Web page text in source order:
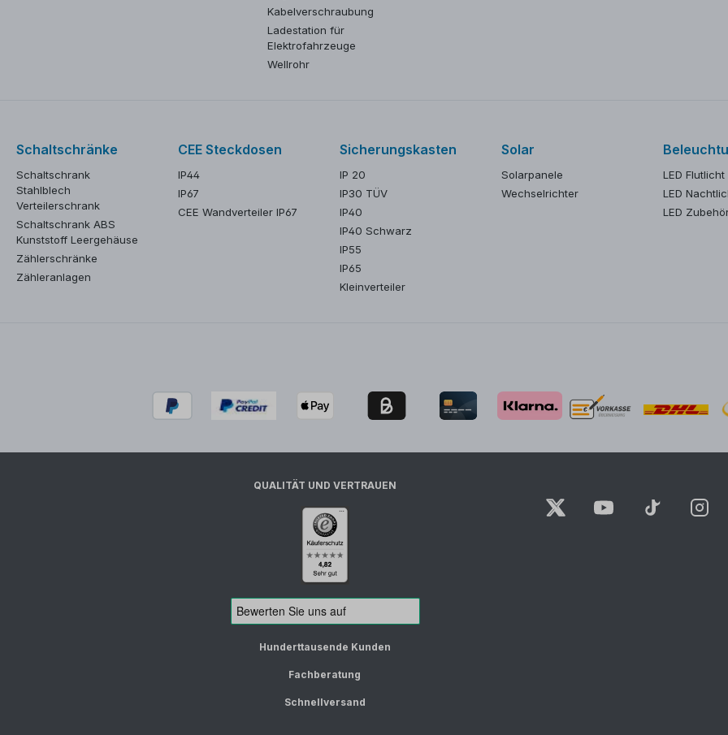
Kabelverschraubung
Ladestation für
Elektrofahrzeuge
Wellrohr
Schaltschränke
Schaltschrank
Stahlblech
Verteilerschrank
Schaltschrank ABS
Kunststoff Leergehäuse
Zählerschränke
Zähleranlagen
CEE Steckdosen
IP44
IP67
CEE Wandverteiler IP67
Sicherungskasten
IP 20
IP30 TÜV
IP40
IP40 Schwarz
IP55
IP65
Kleinverteiler
Solar
Solarpanele
Wechselrichter
LED Flutlicht
LED
LED
QUALITÄT UND VERTRAUEN
Hunderttausende Kunden
Fachberatung
Schnellversand